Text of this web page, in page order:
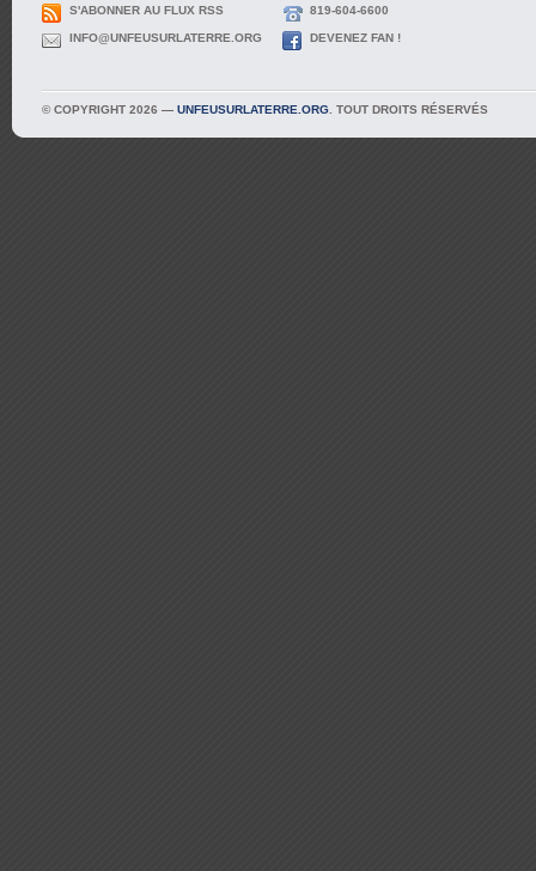
S'ABONNER AU FLUX RSS 819-604-6600
INFO@UNFEUSURLATERRE.ORG DEVENEZ FAN !
© COPYRIGHT 2026 — UNFEUSURLATERRE.ORG . TOUT DROITS RÉSERVÉS